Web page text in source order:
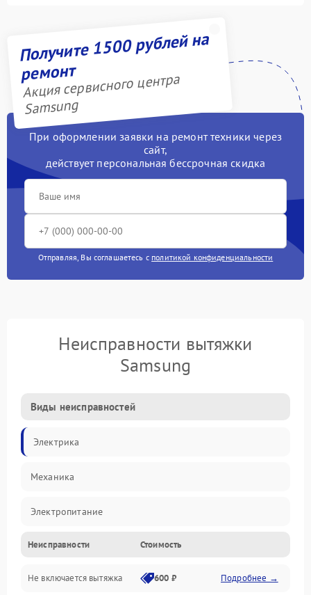
Получите 1500 рублей на
ремонт
Акция сервисного центра
Samsung
При оформлении заявки на ремонт техники через
сайт,
действует персональная бессрочная скидка
Отправляя, Вы соглашаетесь с политикой конфиденциальности
Неисправности вытяжки
Samsung
Виды неисправностей
Электрика
Механика
Электропитание
Вентиляция
Освещение
Неисправности Стоимость
Не включается вытяжка 600 ₽ Подробнее →